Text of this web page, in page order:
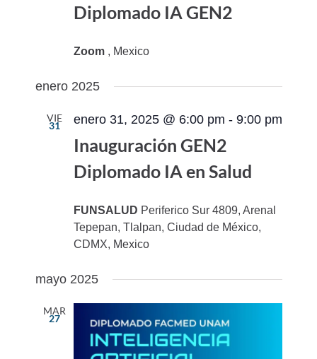
Diplomado IA GEN2
Zoom , Mexico
enero 2025
VIE
31 enero 31, 2025 @ 6:00 pm - 9:00 pm
Inauguración GEN2
Diplomado IA en Salud
FUNSALUD Periferico Sur 4809, Arenal
Tepepan, Tlalpan, Ciudad de México,
CDMX, Mexico
mayo 2025
MAR
27